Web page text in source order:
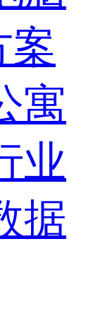
案
寓
业
据